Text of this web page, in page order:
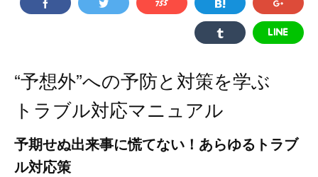
“予想外”への予防と対策を学ぶ
トラブル対応マニュアル
予期せぬ出来事に慌てない！あらゆるトラブ
ル対応策